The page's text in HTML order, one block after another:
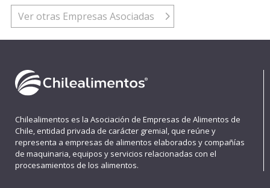
Ver otras Empresas Asociadas
Chilealimentos es la Asociación de Empresas de Alimentos de
Chile, entidad privada de carácter gremial, que reúne y
representa a empresas de alimentos elaborados y compañías
de maquinaria, equipos y servicios relacionadas con el
procesamientos de los alimentos.